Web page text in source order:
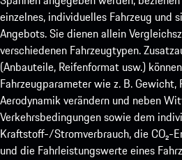
einzelnes, individuelles Fahrzeug und
Angebots. Sie dienen allein
verschiedenen Fahrzeugtypen.
(Anbauteile, Reifenformat usw.)
Fahrzeugparameter wie z. B.
Aerodynamik verändern und neben
Verkehrsbedingungen sowie dem
Kraftstoff-/Stromverbrauch, die CO₂-
und die Fahrleistungswerte eines